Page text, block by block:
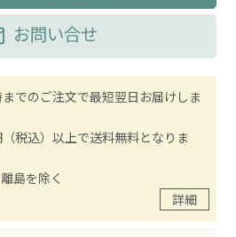
お問い合せ
でのご注文で最短翌日お届けしま
税込）以上で送料無料となりま
島を除く
詳細